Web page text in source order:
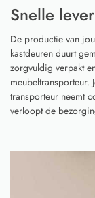
Snelle
De productie van
kastdeuren duurt
zorgvuldig verpakt
meubeltransporteur.
transporteur neemt
verloopt de